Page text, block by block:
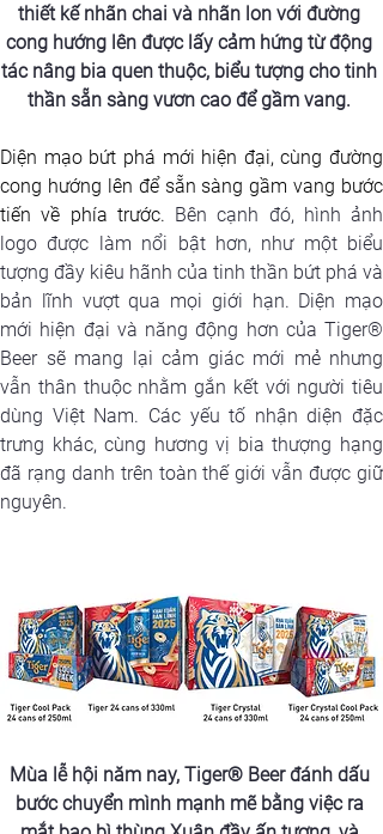
thiết kế nhãn chai và nhãn lon với đường
cong hướng lên được lấy cảm hứng từ động
tác nâng bia quen thuộc, biểu tượng cho tinh
thần sẵn sàng vươn cao để gầm vang.
Diện mạo bứt phá mới hiện đại, cùng đường
cong hướng lên để sẵn sàng gầm vang bước
tiến về phía trước. Bên cạnh đó, hình ảnh
logo được làm nổi bật hơn, như một biểu
tượng đầy kiêu hãnh của tinh thần bứt phá và
bản lĩnh vượt qua mọi giới hạn. Diện mạo
mới hiện đại và năng động hơn của Tiger®
Beer sẽ mang lại cảm giác mới mẻ nhưng
vẫn thân thuộc nhằm gắn kết với người tiêu
dùng Việt Nam. Các yếu tố nhận diện đặc
trưng khác, cùng hương vị bia thượng hạng
đã rạng danh trên toàn thế giới vẫn được giữ
nguyên.
Mùa lễ hội năm nay, Tiger® Beer đánh dấu
bước chuyển mình mạnh mẽ bằng việc ra